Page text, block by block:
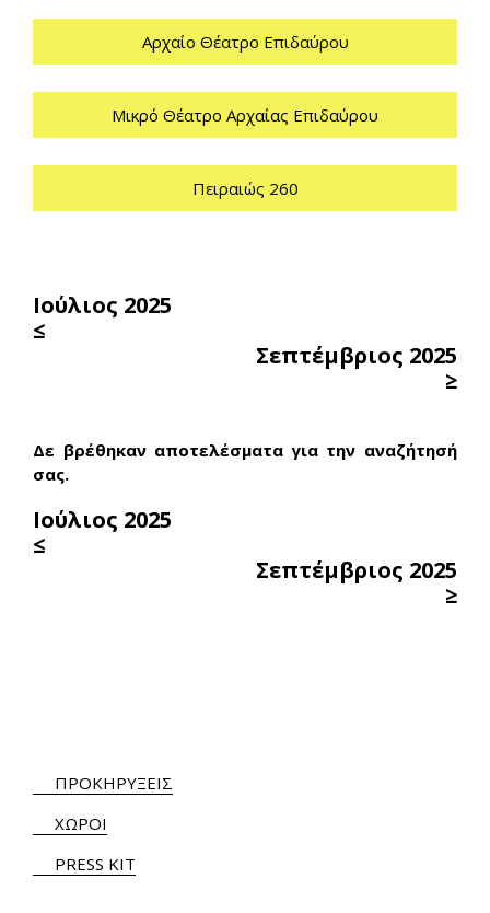
Αρχαίο Θέατρο Επιδαύρου
Μικρό Θέατρο Αρχαίας Επιδαύρου
Πειραιώς 260
Ιούλιος 2025
≤
Σεπτέμβριος 2025
≥
Δε βρέθηκαν αποτελέσματα για την αναζήτησή
σας.
Ιούλιος 2025
≤
Σεπτέμβριος 2025
≥
ΠΡΟΚΗΡΥΞΕΙΣ
ΧΩΡΟΙ
PRESS KIT